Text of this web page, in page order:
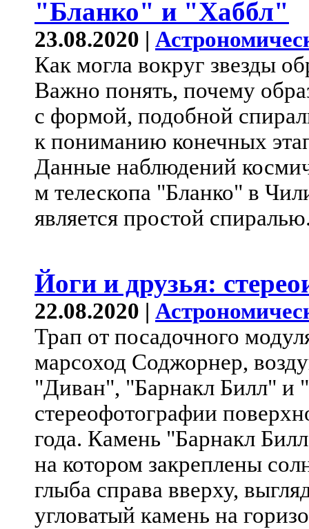
"Бланко" и "Хаббл"
23.08.2020 |
Как могла вокруг звезды
Важно понять, почему
с формой, подобной
к пониманию конечных
Данные наблюдений
м телескопа "Бланко" в
является простой
Йоги и друзья:
22.08.2020 |
Трап от посадочного
марсоход Соджорнер,
"Диван", "Барнакл Билл" и
стереофотографии
года. Камень "Барнакл
на котором закреплены
глыба справа вверху,
угловатый камень на